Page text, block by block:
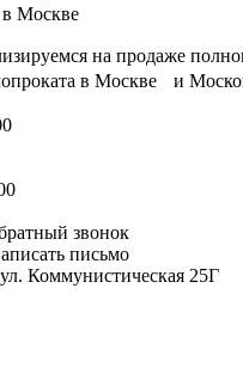
на продаже
в Москве и
звонок
письмо
Коммунистическая 25Г